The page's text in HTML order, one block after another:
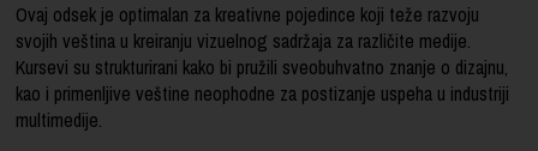
Ovaj odsek je optimalan za kreativne pojedince koji teže razvoju
svojih veština u kreiranju vizuelnog sadržaja za različite medije.
Kursevi su strukturirani kako bi pružili sveobuhvatno znanje o dizajnu,
kao i primenljive veštine neophodne za postizanje uspeha u industriji
multimedije.